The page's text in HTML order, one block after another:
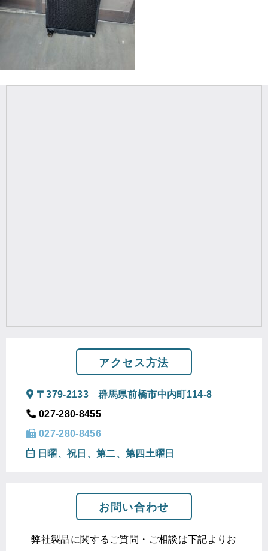
アクセス方法
〒379-2133 群馬県前橋市中内町114-8
027-280-8455
027-280-8456
日曜、祝日、第二、第四土曜日
お問い合わせ
弊社製品に関するご質問・ご相談は下記よりお